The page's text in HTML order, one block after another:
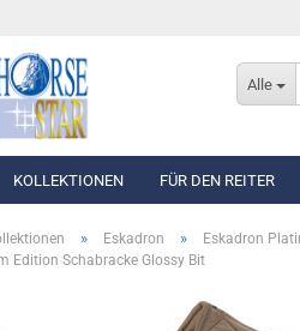
Alle
KOLLEKTIONEN
Basics
Eskadron Classic Sports F/S 2026
FÜR DEN REITER
Oberbekleidung
Reithosen
» Eskadron » Eskadron
Edition Schabracke Glossy Bit